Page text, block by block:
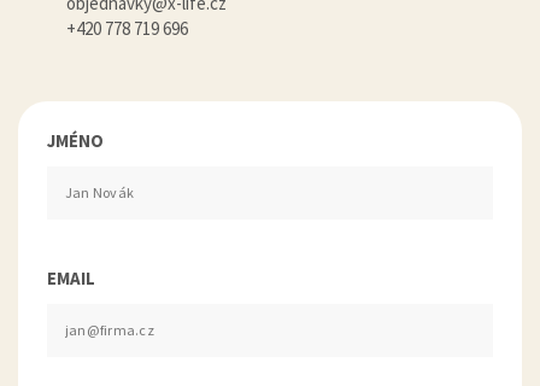
+420 778 719 696
JMÉNO
EMAIL